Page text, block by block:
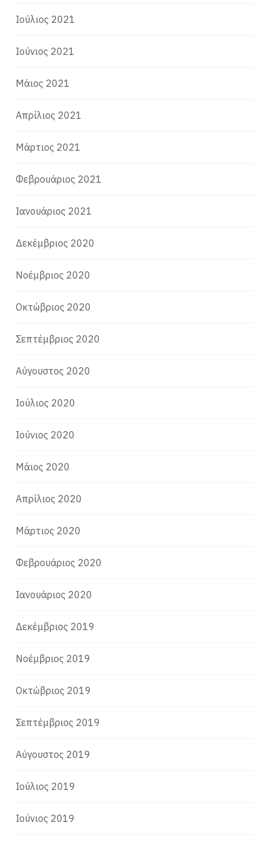
Ιούλιος 2021
Ιούνιος 2021
Μάιος 2021
Απρίλιος 2021
Μάρτιος 2021
Φεβρουάριος 2021
Ιανουάριος 2021
Δεκέμβριος 2020
Νοέμβριος 2020
Οκτώβριος 2020
Σεπτέμβριος 2020
Αύγουστος 2020
Ιούλιος 2020
Ιούνιος 2020
Μάιος 2020
Απρίλιος 2020
Μάρτιος 2020
Φεβρουάριος 2020
Ιανουάριος 2020
Δεκέμβριος 2019
Νοέμβριος 2019
Οκτώβριος 2019
Σεπτέμβριος 2019
Αύγουστος 2019
Ιούλιος 2019
Ιούνιος 2019